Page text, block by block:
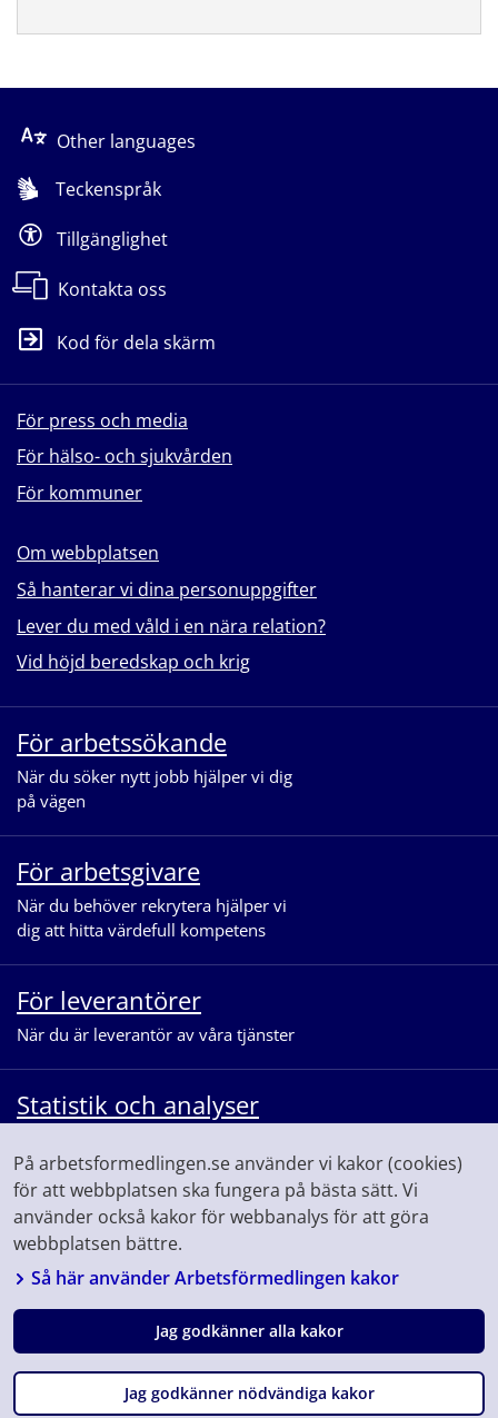
På arbetsformedlingen.se använder vi kakor (cookies)
för att webbplatsen ska fungera på bästa sätt. Vi
använder också kakor för webbanalys för att göra
webbplatsen bättre.
Så här använder Arbetsförmedlingen kakor
Jag godkänner alla kakor
Jag godkänner nödvändiga kakor
Other languages
Teckenspråk
Tillgänglighet
Kontakta oss
Kod för dela skärm
För press och media
För hälso- och sjukvården
För kommuner
Om webbplatsen
Så hanterar vi dina personuppgifter
Lever du med våld i en nära relation?
Vid höjd beredskap och krig
För arbetssökande
När du söker nytt jobb hjälper vi dig
på vägen
För arbetsgivare
När du behöver rekrytera hjälper vi
dig att hitta värdefull kompetens
För leverantörer
När du är leverantör av våra tjänster
Statistik och analyser
våra analyser för arbetsmarknaden
Följ oss på Facebook Linkedin Youtube Instagram